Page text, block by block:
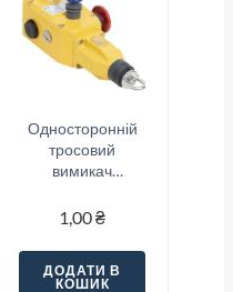
Односторонній
тросовий
вимикач
зупинки Sitec
L3)
1,00₴
ДОДАТИ В
КОШИК